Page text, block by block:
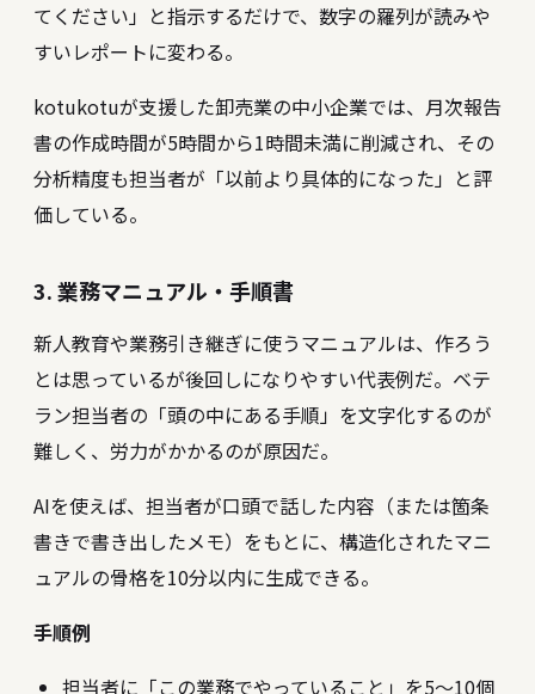
てください」と指示するだけで、数字の羅列が読みや
すいレポートに変わる。
kotukotuが支援した卸売業の中小企業では、月次報告
書の作成時間が5時間から1時間未満に削減され、その
分析精度も担当者が「以前より具体的になった」と評
価している。
3. 業務マニュアル・手順書
新人教育や業務引き継ぎに使うマニュアルは、作ろう
とは思っているが後回しになりやすい代表例だ。ベテ
ラン担当者の「頭の中にある手順」を文字化するのが
難しく、労力がかかるのが原因だ。
AIを使えば、担当者が口頭で話した内容（または箇条
書きで書き出したメモ）をもとに、構造化されたマニ
ュアルの骨格を10分以内に生成できる。
手順例
担当者に「この業務でやっていること」を5〜10個